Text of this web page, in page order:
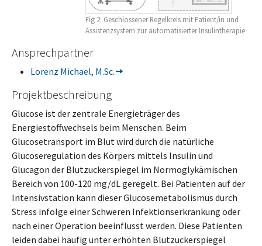
Fig 2: Geschlossener Regelkreis mit Patient/in und
Assistenzsystem zur automatisierter Insulintherapie
Ansprechpartner
Lorenz Michael, M.Sc.
Projektbeschreibung
Glucose ist der zentrale Energieträger des
Energiestoffwechsels beim Menschen. Beim
Glucosetransport im Blut wird durch die natürliche
Glucoseregulation des Körpers mittels Insulin und
Glucagon der Blutzuckerspiegel im Normoglykämischen
Bereich von 100-120 mg/dL geregelt. Bei Patienten auf der
Intensivstation kann dieser Glucosemetabolismus durch
Stress infolge einer Schweren Infektionserkrankung oder
nach einer Operation beeinflusst werden. Diese Patienten
leiden dabei häufig unter erhöhten Blutzuckerspiegel